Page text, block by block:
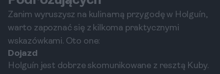
Zanim wyruszysz na kulinarną przygodę w Holguín,
warto zapoznać się z kilkoma praktycznymi
wskazówkami. Oto one:
Dojazd
Holguín jest dobrze skomunikowane z resztą Kuby.